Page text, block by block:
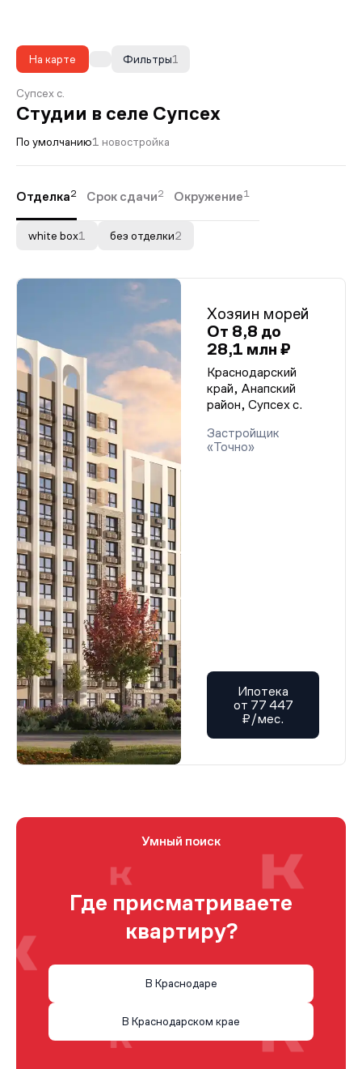
На карте 1
Фильтры
Супсех с.
Студии в селе Супсех
По умолчанию1 новостройка
Отделка2 Срок сдачи2 Окружение1
white box1 без отделки2
Хозяин морей
От 8,8 до
28,1 млн ₽
Краснодарский
край, Анапский
район, Супсех с.
Застройщик
«Точно»
Ипотека
от 77 447
₽/мес.
Умный поиск
Где присматриваете
квартиру?
В Краснодаре
В Краснодарском крае